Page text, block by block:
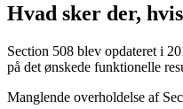
Hvad sker der,
Section 508 blev opdateret i
på det ønskede funktionelle
Manglende overholdelse af